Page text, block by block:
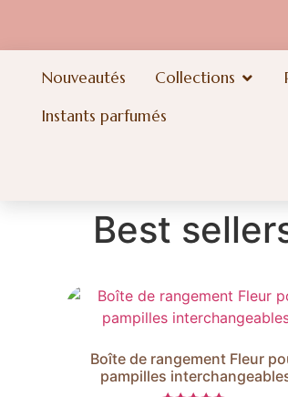
Nouveautés Collections
Instants parfumés
Best
Boîte de rangement Fleur
pampilles